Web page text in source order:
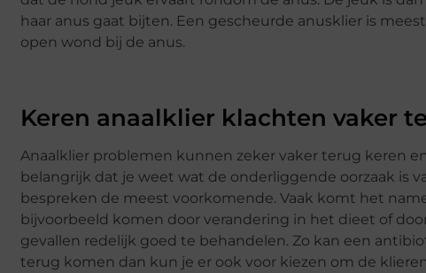
haar anus gaat bijten. Een gescheurde anusklier is
open wond bij de anus.
Keren anaalklier klachten vaker
Anaalklier problemen kunnen zeker vaker terug keren
belangrijk dat je weet wat de onderliggende oorzaak is
bespreken de meest voorkomende. Vaak komt het
bijvoorbeeld komen door verandering in het dieet of
gevallen redelijk goed te behandelen. Zo kan een
terug komen dan kun je er ook voor kiezen om de